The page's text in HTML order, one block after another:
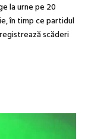
la urne pe 20
în timp ce partidul
scăderi